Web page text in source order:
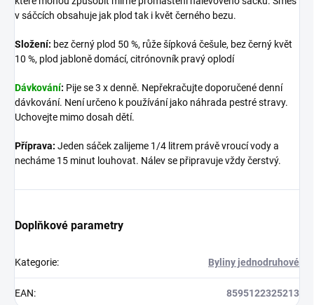
v sáčcích obsahuje jak plod tak i květ černého bezu.
Složení: bez černý plod 50 %, růže šípková češule, bez černý květ
10 %, plod jabloně domácí, citrónovník pravý oplodí
Dávkování: Pije se 3 x denně. Nepřekračujte doporučené denní
dávkování. Není určeno k používání jako náhrada pestré stravy.
Uchovejte mimo dosah dětí.
Příprava: Jeden sáček zalijeme 1/4 litrem právě vroucí vody a
necháme 15 minut louhovat. Nálev se připravuje vždy čerstvý.
Doplňkové parametry
Kategorie: Byliny jednodruhové
EAN: 8595122325213